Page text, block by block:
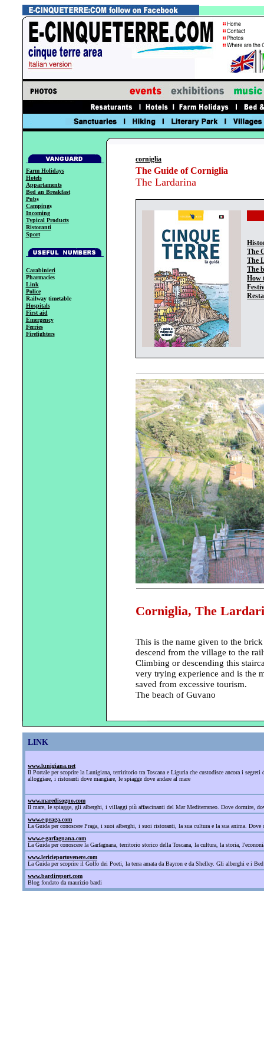
Farm Holidays
Hotels
Appartaments
Bed an Breakfast
Pubs
Campings
Incoming
Typical Products
Ristoranti
Sport
Carabinieri
Pharmacies
Link
Police
Railway timetable
Hospitals
First aid
Emergency
Ferries
Firefighters
corniglia
The Guide of Corniglia
The Lardarina
The
The
The
How
Corniglia, The
This is the name given to the
descend from the village to the
Climbing or descending this
very trying experience and is the
saved from excessive tourism.
The beach of Guvano
LINK
www.lunigiana.net
Il Portale per scoprire la Lunigiana, terriritorio tra Toscana e Liguria che custodisce ancora i
alloggiare, i ristoranti dove mangiare, le spiagge dove andare al mare
www.maredisogno.com
Il mare, le spiagge, gli alberghi, i villaggi più affascinanti del Mar Mediterraneo. Dove dormire,
www.e-praga.com
La Guida per conoscere Praga, i suoi alberghi, i suoi ristoranti, la sua cultura e la sua anima.
www.e-garfagnana.com
La Guida per conoscere la Garfagnana, territorio storico della Toscana, la cultura, la storia,
www.lericieportovenere.com
La Guida per scoprire il Golfo dei Poeti, la terra amata da Bayron e da Shelley. Gli alberghi e i
www.bardireport.com
Blog fondato da maurizio bardi